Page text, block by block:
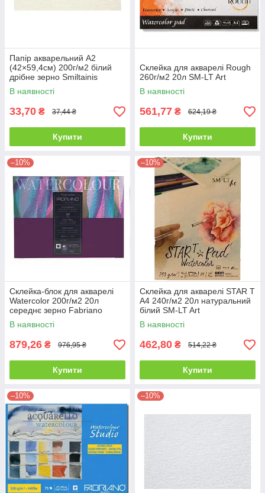
Папір акварельний А2
(42×59,4см) 200г/м2 білий
дрібне зерно Smiltainis
В наявності
33,70 ₴ 37,44 ₴
Купити
Склейка для акварелі Rough
260г/м2 20л SM-LT Art
В наявності
561,77 ₴ 624,19 ₴
Купити
–10%
Склейка-блок для акварелі
Watercolor 200г/м2 20л
середнє зерно Fabriano
В наявності
879,26 ₴ 976,95 ₴
Купити
–10%
Склейка для акварелі STAR T
А4 240г/м2 20л натуральний
білий SM-LT Art
В наявності
462,80 ₴ 514,22 ₴
Купити
–10% –10%